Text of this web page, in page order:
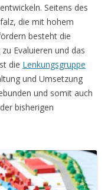
Seitens des
die mit hohem
besteht die
Evaluieren und das
die Lenkungsgruppe
und Umsetzung
und somit auch
bisherigen